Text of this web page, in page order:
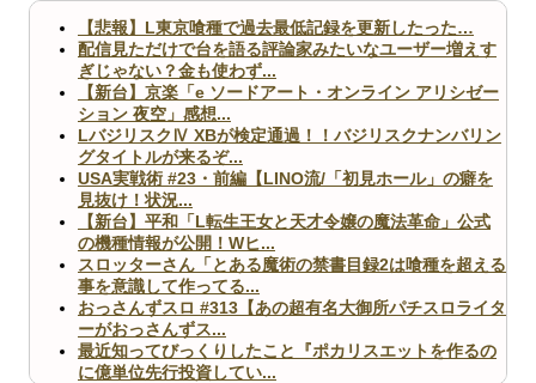
【悲報】L東京喰種で過去最低記録を更新したった…
配信見ただけで台を語る評論家みたいなユーザー増えす
ぎじゃない？金も使わず...
【新台】京楽「e ソードアート・オンライン アリシゼー
ション 夜空」感想...
LバジリスクⅣ XBが検定通過！！バジリスクナンバリン
グタイトルが来るぞ...
USA実戦術 #23・前編【LINO流/「初見ホール」の癖を
見抜け！状況...
【新台】平和「L転生王女と天才令嬢の魔法革命」公式
の機種情報が公開！Wヒ...
スロッターさん「とある魔術の禁書目録2は喰種を超える
事を意識して作ってる...
おっさんずスロ #313【あの超有名大御所パチスロライタ
ーがおっさんずス...
最近知ってびっくりしたこと『ポカリスエットを作るの
に億単位先行投資してい...